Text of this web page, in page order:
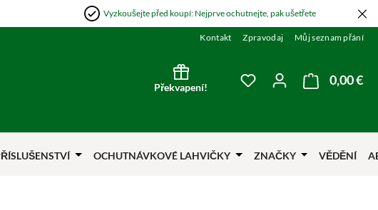
Vyzkoušejte před koupí: Nejprve ochutnejte, pak ušetřete
Kontakt Zpravodaj Můj seznam přání
Překvapení!
Máte 0 položky v0,00 €
OCHUTNÁVKOVÉ LAHVIČKY ZNAČKY VĚDĚNÍ